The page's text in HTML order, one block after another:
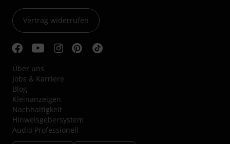
Vertrag widerrufen
Über uns
Jobs & Karriere
Blog
Kleinanzeigen
Nachhaltigkeit
Hinweisgebersystem
Audio Professionell